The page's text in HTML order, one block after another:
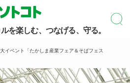
を楽しむ、つなげる、守る。
イベント「たかしま産業フェア＆そばフェス